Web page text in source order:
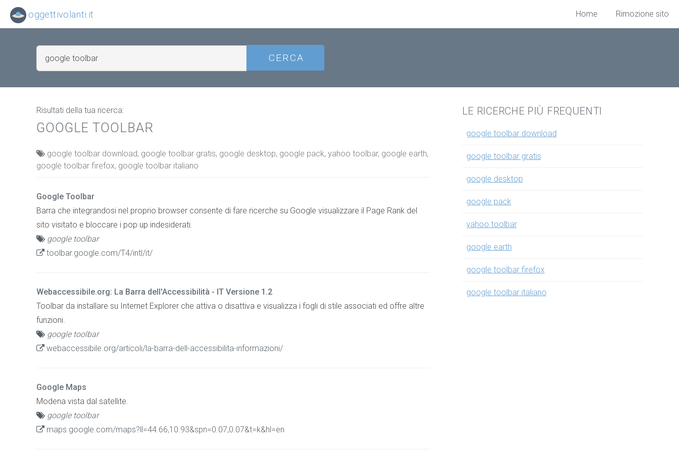
Risultati della tua ricerca:
GOOGLE TOOLBAR
google toolbar download, google toolbar gratis, google desktop, google pack, yahoo toolbar, google earth,
google toolbar firefox, google toolbar italiano
Google Toolbar
Barra che integrandosi nel proprio browser consente di fare ricerche su Google visualizzare il Page Rank del
sito visitato e bloccare i pop up indesiderati.
google toolbar
toolbar.google.com/T4/intl/it/
Webaccessibile.org: La Barra dell'Accessibilità - IT Versione 1.2
Toolbar da installare su Internet Explorer che attiva o disattiva e visualizza i fogli di stile associati ed offre altre
funzioni.
google toolbar
webaccessibile.org/articoli/la-barra-dell-accessibilita-informazioni/
Google Maps
Modena vista dal satellite.
google toolbar
maps.google.com/maps?ll=44.66,10.93&spn=0.07,0.07&t=k&hl=en
LE RICERCHE PIÙ FREQUENTI
google toolbar download
google toolbar gratis
google desktop
google pack
yahoo toolbar
google earth
google toolbar firefox
google toolbar italiano
oggettivolanti.it Home Rimozione sito